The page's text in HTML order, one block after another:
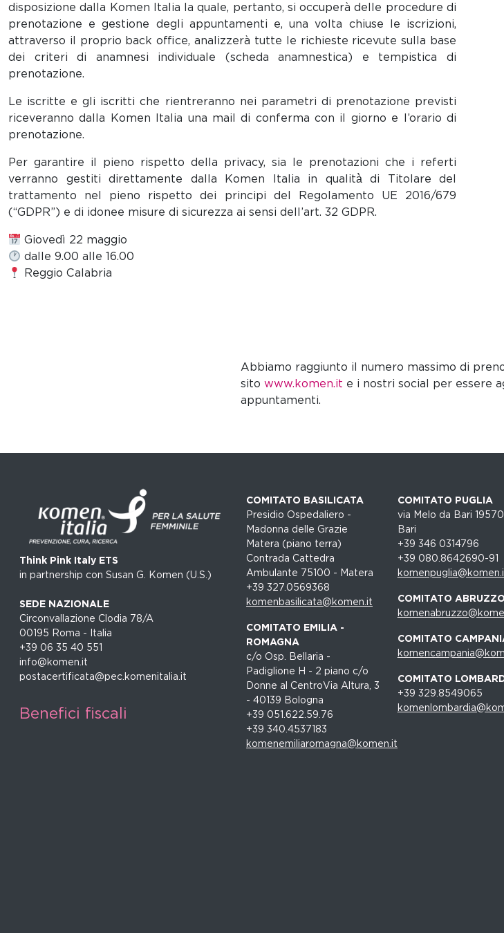
disposizione dalla Komen Italia la quale, pertanto, si occuperà delle procedure di
prenotazione e gestione degli appuntamenti e, una volta chiuse le iscrizioni,
attraverso il proprio back office, analizzerà tutte le richieste ricevute sulla base
dei criteri di anamnesi individuale (scheda anamnestica) e tempistica di
prenotazione.
Le iscritte e gli iscritti che rientreranno nei parametri di prenotazione previsti
riceveranno dalla Komen Italia una mail di conferma con il giorno e l’orario di
prenotazione.
Per garantire il pieno rispetto della privacy, sia le prenotazioni che i referti
verranno gestiti direttamente dalla Komen Italia in qualità̀ di Titolare del
trattamento nel pieno rispetto dei principi del Regolamento UE 2016/679
(“GDPR”) e di idonee misure di sicurezza ai sensi dell’art. 32 GDPR.
Giovedì 22 maggio
dalle 9.00 alle 16.00
Reggio Calabria
Abbiamo raggiunto il numero massimo di
sito www.komen.it e i nostri social per essere
appuntamenti.
Think Pink Italy ETS
in partnership con Susan G. Komen (U.S.)
SEDE NAZIONALE
Circonvallazione Clodia 78/A
00195 Roma - Italia
+39 06 35 40 551
info@komen.it
postacertificata@pec.komenitalia.it
Benefici fiscali
COMITATO BASILICATA
Presidio Ospedaliero -
Madonna delle Grazie
Matera (piano terra)
Contrada Cattedra
Ambulante 75100 - Matera
+39 327.0569368
komenbasilicata@komen.it
COMITATO EMILIA -
ROMAGNA
c/o Osp. Bellaria -
Padiglione H - 2 piano c/o
Donne al CentroVia Altura, 3
- 40139 Bologna
+39 051.622.59.76
+39 340.4537183
komenemiliaromagna@komen.it
COMITATO PUGLIA
via Melo da Bari
Bari
+39 346 0314796
+39 080.8642690-91
COMITATO ABRUZZO
COMITATO
COMITATO
+39 329.8549065